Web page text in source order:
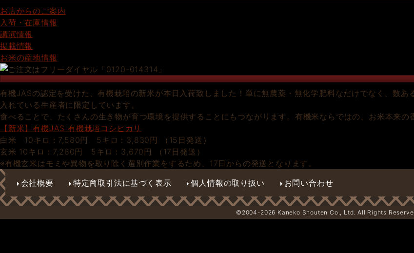
お店からのご案内
入荷・在庫情報
講演情報
掲載情報
お米の産地情報
有機JASの認定を受けた、有機栽培の新米が本日入荷致しました！単に無農薬・無化学肥料なだけでなく、数あ
入れている生産者に限定しています。
食べることで、たくさんの生き物が育つ環境を提供することにもつながります。有機米ならではの、お米本来の
【新米】有機JAS 有機栽培コシヒカリ
白米 10キロ：7,580円 5キロ：3,830円 （15日発送）
玄米 10キロ：7,260円 5キロ：3,670円 （17日発送）
※有機玄米はモミや異物を取り除く選別作業をするため、17日からの発送となります。
会社概要
特定商取引法に基づく表示 個人情報の取り扱い お問い合わせ
©2004-2026 Kaneko Shouten Co., Ltd. All Rights